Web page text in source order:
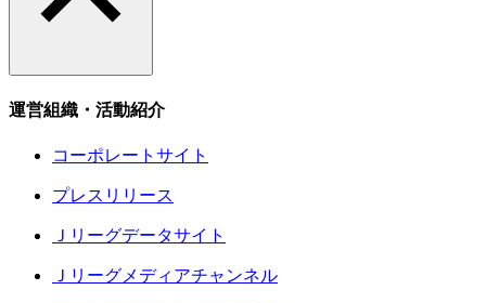
運営組織・活動紹介
コーポレートサイト
プレスリリース
Ｊリーグデータサイト
Ｊリーグメディアチャンネル